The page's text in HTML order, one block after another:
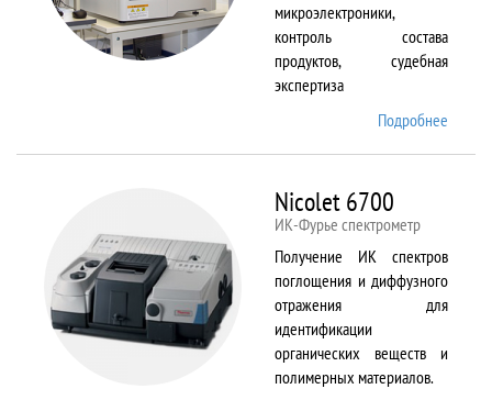
микроэлектроники,
контроль состава
продуктов, судебная
экспертиза
Подробнее
Nicolet 6700
ИК-Фурье спектрометр
Получение ИК спектров
поглощения и диффузного
отражения для
идентификации
органических веществ и
полимерных материалов.